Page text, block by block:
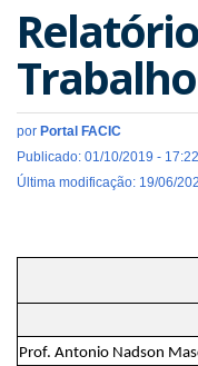
por Portal FACIC
Publicado: 01/10/2019 - 17:22
Última modificação: 19/06/
Prof. Antonio Nadson